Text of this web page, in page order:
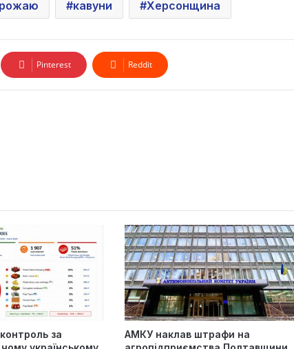
кавуни Херсонщина
Pinterest Reddit
за
АМКУ наклав штрафи на